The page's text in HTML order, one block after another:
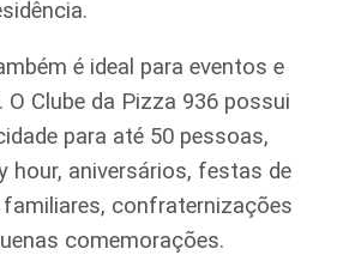
é ideal para eventos e
Clube da Pizza 936 possui
para até 50 pessoas,
hour, aniversários, festas de
confraternizações
comemorações.